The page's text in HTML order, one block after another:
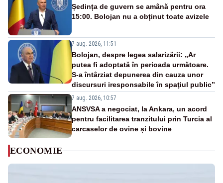
Ședința de guvern se amână pentru ora
15:00. Bolojan nu a obținut toate avizele
7 aug. 2026, 11:51
Bolojan, despre legea salarizării: „Ar
putea fi adoptată în perioada următoare.
S-a întârziat depunerea din cauza unor
discursuri iresponsabile în spaţiul public”
7 aug. 2026, 10:57
ANSVSA a negociat, la Ankara, un acord
pentru facilitarea tranzitului prin Turcia al
carcaselor de ovine și bovine
ECONOMIE